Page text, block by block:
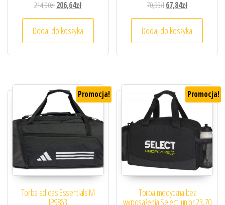
214,90złPierwotna cena wynosiła: 214,90zł.
206,64złAktualna cena wynosi: 206,64zł.
Dodaj do koszyka
70,55złPierwotna cena
67,84złAktualna cena
Dodaj do koszyka
Promocja!
Torba adidas Essentials M
IP9863
Promocja!
Torba medyczna bez
wyposażenia Select Junior 23,70